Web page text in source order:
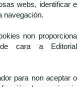
webs, identificar e
navegación.
non proporciona
cara a Editorial
para non aceptar o